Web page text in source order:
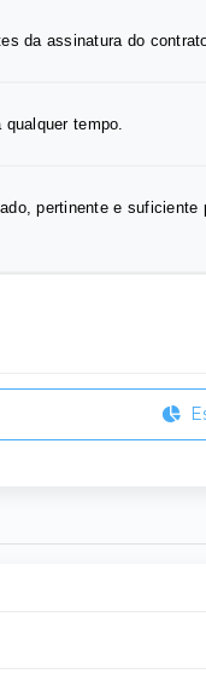
da assinatura do
tempo.
pertinente e